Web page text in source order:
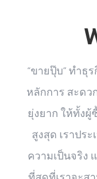
“ขายปุ๊บ” ทำ
หลักการ สะดว
ยุ่งยาก ให้ทั้ง
สูงสุด เราปร
ความเป็นจริง